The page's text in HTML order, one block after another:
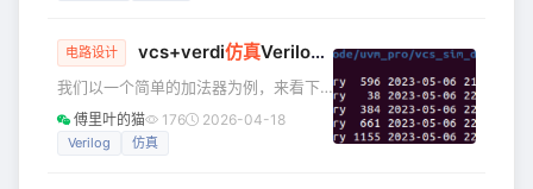
波的比值。 计算公式为： 其中： R 为单
单位长度电导； C 为单位长度电容； ω
为角频率（ω=2πf，f是频率）； j 为虚
数单位（j²=-1）；
电路设计 vcs+verdi仿真Verilog代码
我们以一个简单的加法器为例，来看下
如何用vcs+verdi仿真Verilog文件并查
看波形。 源文件内容如下： //adder.v
傅里叶的猫 176 2026-04-18
Verilog 仿真